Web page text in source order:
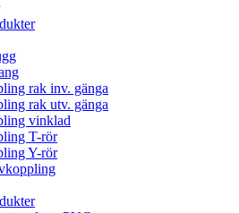
rak inv. gänga
rak utv. gänga
vinklad
T-rör
Y-rör